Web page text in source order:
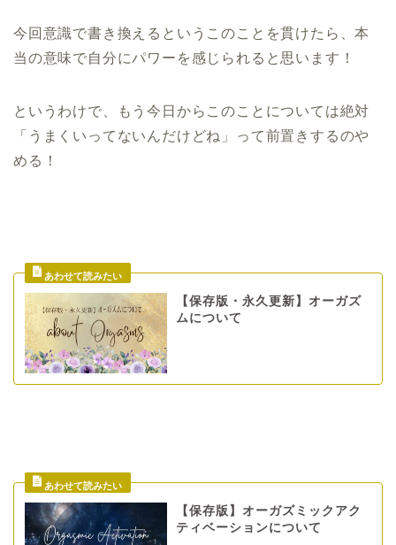
今回意識で書き換えるというこのことを貫けたら、本
当の意味で自分にパワーを感じられると思います！
というわけで、もう今日からこのことについては絶対
「うまくいってないんだけどね」って前置きするのや
める！
【保存版・永久更新】オーガズ
ムについて
【保存版】オーガズミックアク
ティベーションについて